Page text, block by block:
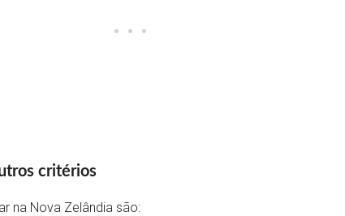
critérios
na Nova Zelândia são: